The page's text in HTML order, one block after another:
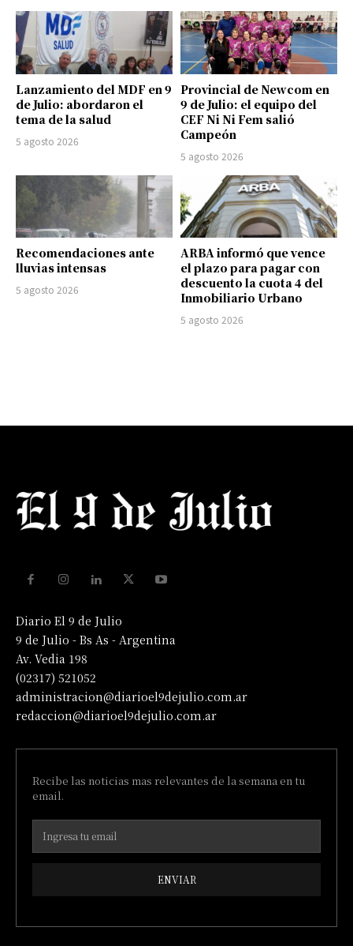
Lanzamiento del MDF en 9
de Julio: abordaron el
tema de la salud
5 agosto 2026
Provincial de Newcom en
9 de Julio: el equipo del
CEF Ni Ni Fem salió
Campeón
5 agosto 2026
Recomendaciones ante
lluvias intensas
5 agosto 2026
ARBA informó que vence
el plazo para pagar con
descuento la cuota 4 del
Inmobiliario Urbano
5 agosto 2026
Diario El 9 de Julio
9 de Julio - Bs As - Argentina
Av. Vedia 198
(02317) 521052
administracion@diarioel9dejulio.com.ar
redaccion@diarioel9dejulio.com.ar
Recibe las noticias mas relevantes de la semana en tu
email.
ENVIAR